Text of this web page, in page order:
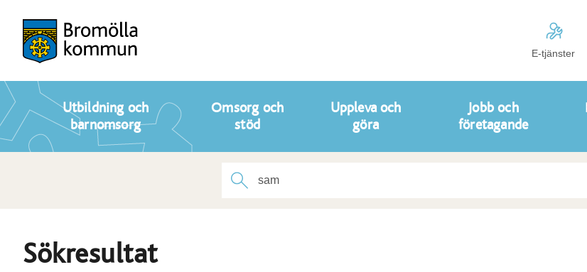
E-tjänster
Utbildning och
barnomsorg
Omsorg och
stöd
Uppleva och
göra
Jobb och
företagande
Sökresultat